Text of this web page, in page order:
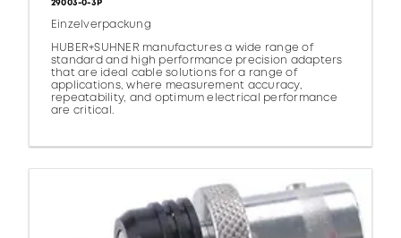
29003-0-3P
Einzelverpackung
HUBER+SUHNER manufactures a wide range of
standard and high performance precision adapters
that are ideal cable solutions for a range of
applications, where measurement accuracy,
repeatability, and optimum electrical performance
are critical.